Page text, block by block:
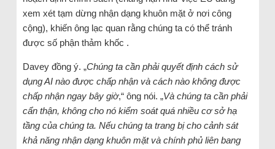
xem xét tạm dừng nhận dạng khuôn mặt ở nơi công
cộng), khiến ông lạc quan rằng chúng ta có thể tránh
được số phận thảm khốc .
Davey đồng ý. „Chúng ta cần phải quyết định cách sử
dụng AI nào được chấp nhận và cách nào không được
chấp nhận ngay bây giờ,“ ông nói. „Và chúng ta cần phải
cẩn thận, không cho nó kiểm soát quá nhiều cơ sở hạ
tầng của chúng ta. Nếu chúng ta trang bị cho cảnh sát
khả năng nhận dạng khuôn mặt và chính phủ liên bang